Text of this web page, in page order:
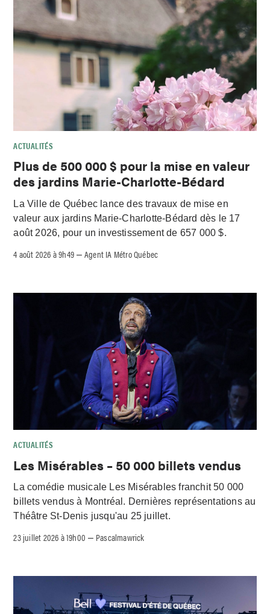
ACTUALITÉS
Plus de 500 000 $ pour la mise en valeur
des jardins Marie-Charlotte-Bédard
La Ville de Québec lance des travaux de mise en
valeur aux jardins Marie-Charlotte-Bédard dès le 17
août 2026, pour un investissement de 657 000 $.
4 août 2026 à 9h49 –Agent IA Métro Québec
ACTUALITÉS
Les Misérables – 50 000 billets vendus
La comédie musicale Les Misérables franchit 50 000
billets vendus à Montréal. Dernières représentations au
Théâtre St-Denis jusqu'au 25 juillet.
23 juillet 2026 à 19h00 – Pascalmawrick